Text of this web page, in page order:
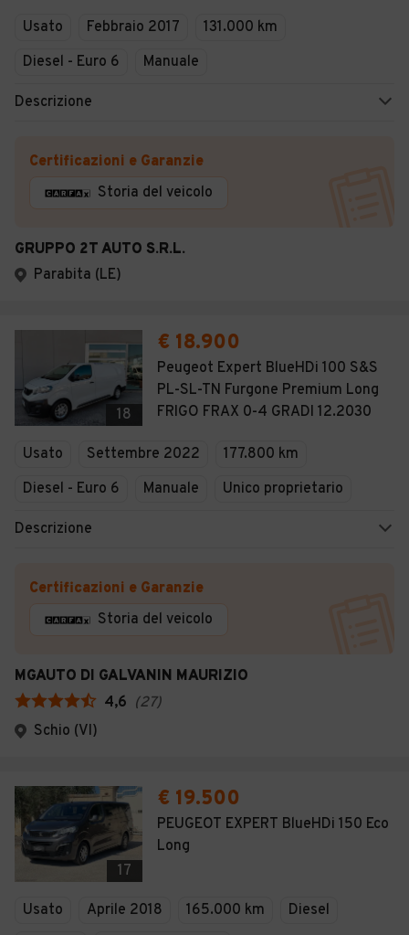
Usato Febbraio 2017
131.000 km
Diesel - Euro 6
Manuale
Descrizione
Certificazioni e Garanzie
Storia del veicolo
GRUPPO 2T AUTO S.R.L.
Parabita (LE)
18
€ 18.900
Peugeot Expert BlueHDi 100 S&S
PL-SL-TN Furgone Premium Long
FRIGO FRAX 0-4 GRADI 12.2030
Usato Settembre 2022
177.800 km
Diesel - Euro 6
Manuale Unico proprietario
Descrizione
Certificazioni e Garanzie
Storia del veicolo
MGAUTO DI GALVANIN MAURIZIO
4,6 (27)
Schio (VI)
17
€ 19.500
PEUGEOT EXPERT BlueHDi 150 Eco
Long
Usato Aprile 2018 165.000 km
Diesel